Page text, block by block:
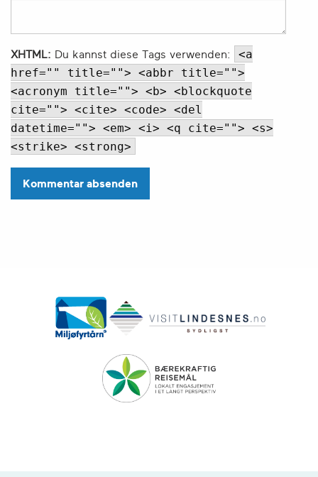
XHTML: Du kannst diese Tags verwenden:
<a
href="" title=""> <abbr title="">
<acronym title=""> <b> <blockquote
cite=""> <cite> <code> <del
datetime=""> <em> <i> <q cite=""> <s>
<strike> <strong>